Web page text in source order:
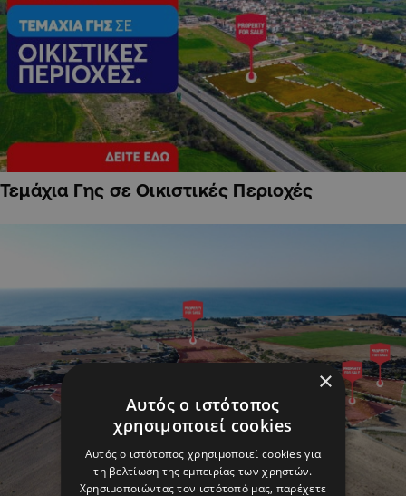
Τεμάχια Γης σε Οικιστικές Περιοχές
×
Αυτός ο ιστότοπος
χρησιμοποιεί cookies
Αυτός ο ιστότοπος χρησιμοποιεί cookies για
τη βελτίωση της εμπειρίας των χρηστών.
Χρησιμοποιώντας τον ιστότοπό μας, παρέχετε